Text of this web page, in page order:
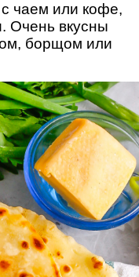
чаем или кофе,
Очень вкусны
борщом или